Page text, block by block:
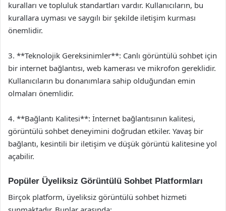
kuralları ve topluluk standartları vardır. Kullanıcıların, bu
kurallara uyması ve saygılı bir şekilde iletişim kurması
önemlidir.
3. **Teknolojik Gereksinimler**: Canlı görüntülü sohbet için
bir internet bağlantısı, web kamerası ve mikrofon gereklidir.
Kullanıcıların bu donanımlara sahip olduğundan emin
olmaları önemlidir.
4. **Bağlantı Kalitesi**: İnternet bağlantısının kalitesi,
görüntülü sohbet deneyimini doğrudan etkiler. Yavaş bir
bağlantı, kesintili bir iletişim ve düşük görüntü kalitesine yol
açabilir.
Popüler Üyeliksiz Görüntülü Sohbet Platformları
Birçok platform, üyeliksiz görüntülü sohbet hizmeti